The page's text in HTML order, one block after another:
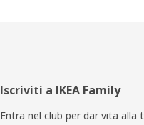
Piè
di
Iscriviti a IKEA Family
Entra nel club per dar vita alla